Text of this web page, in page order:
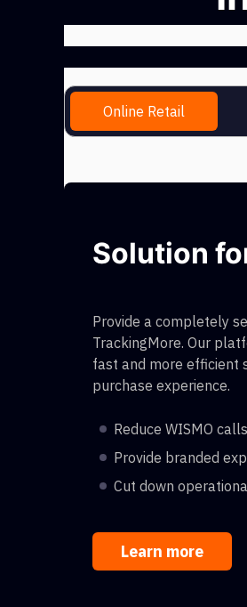
Online Retail
Solution
Provide a completely
TrackingMore. Our
fast and more efficient
purchase experience.
Reduce WISMO calls
Provide branded
Cut down
Learn more